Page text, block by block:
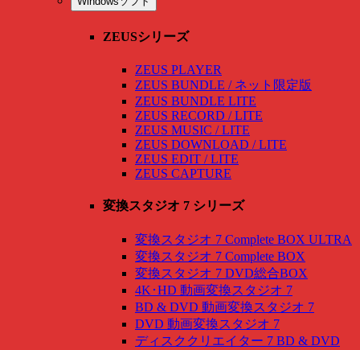
ZEUSシリーズ
ZEUS PLAYER
ZEUS BUNDLE / ネット限定版
ZEUS BUNDLE LITE
ZEUS RECORD / LITE
ZEUS MUSIC / LITE
ZEUS DOWNLOAD / LITE
ZEUS EDIT / LITE
ZEUS CAPTURE
変換スタジオ 7 シリーズ
変換スタジオ 7 Complete BOX ULTRA
変換スタジオ 7 Complete BOX
変換スタジオ 7 DVD総合BOX
4K･HD 動画変換スタジオ 7
BD & DVD 動画変換スタジオ 7
DVD 動画変換スタジオ 7
ディスククリエイター 7 BD & DVD